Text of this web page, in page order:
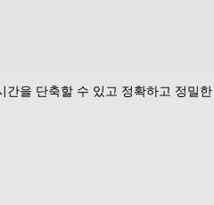
간을 단축할 수 있고 정확하고 정밀한